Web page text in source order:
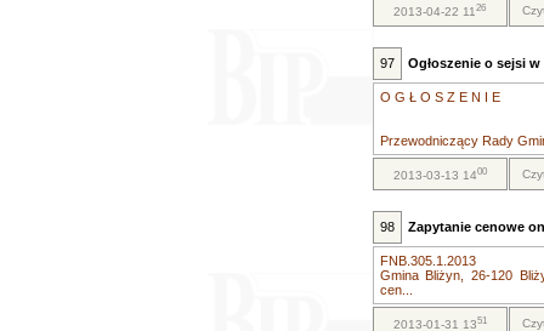
2013-04-22 1126
97 Ogłoszenie o sejsi w
O G Ł O S Z E N I E
Przewodniczący Rady
2013-03-13 1400
98 Zapytanie cenowe
FNB.305.1.2013
Gmina Bliżyn, 26-120
cen...
2013-01-31 1351